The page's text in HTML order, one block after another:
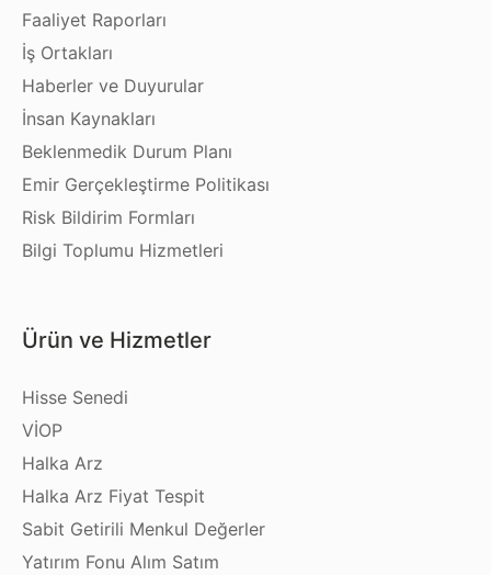
Faaliyet Raporları
İş Ortakları
Haberler ve Duyurular
İnsan Kaynakları
Beklenmedik Durum Planı
Emir Gerçekleştirme Politikası
Risk Bildirim Formları
Bilgi Toplumu Hizmetleri
Ürün ve Hizmetler
Hisse Senedi
VİOP
Halka Arz
Halka Arz Fiyat Tespit
Sabit Getirili Menkul Değerler
Yatırım Fonu Alım Satım